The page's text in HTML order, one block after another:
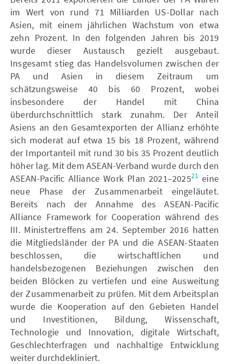
im Wert von rund 71 Milliarden US-Dollar nach
Asien, mit einem jährlichen Wachstum von etwa
zehn Prozent. In den folgenden Jahren bis 2019
wurde dieser Austausch gezielt ausgebaut.
Insgesamt stieg das Handelsvolumen zwischen der
PA und Asien in diesem Zeitraum um
schätzungsweise 40 bis 60 Prozent, wobei
insbesondere der Handel mit China
überdurchschnittlich stark zunahm. Der Anteil
Asiens an den Gesamtexporten der Allianz erhöhte
sich moderat auf etwa 15 bis 18 Prozent, während
der Importanteil mit rund 30 bis 35 Prozent deutlich
höher lag. Mit dem ASEAN-Verband wurde durch den
ASEAN-Pacific Alliance Work Plan 2021–202521 eine
neue Phase der Zusammenarbeit eingeläutet.
Bereits nach der Annahme des ASEAN-Pacific
Alliance Framework for Cooperation während des
III. Ministertreffens am 24. September 2016 hatten
die Mitgliedsländer der PA und die ASEAN-Staaten
beschlossen, die wirtschaftlichen und
handelsbezogenen Beziehungen zwischen den
beiden Blöcken zu vertiefen und eine Ausweitung
der Zusammenarbeit zu prüfen. Mit dem Arbeitsplan
wurde die Kooperation auf den Gebieten Handel
und Investitionen, Bildung, Wissenschaft,
Technologie und Innovation, digitale Wirtschaft,
Geschlechterfragen und nachhaltige Entwicklung
weiter durchdekliniert.